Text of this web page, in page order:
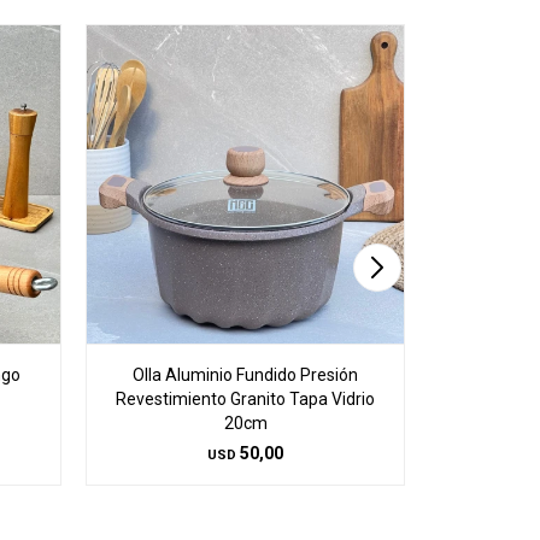
Olla Aluminio Fundido Presión
Revestimiento Granito Tapa Vidrio
20cm
USD 50,00